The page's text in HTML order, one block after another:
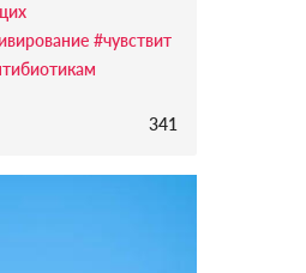
#чувствит
341